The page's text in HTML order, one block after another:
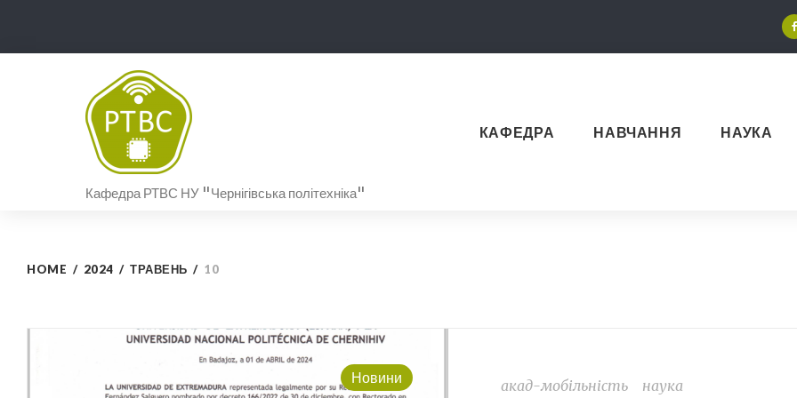
content
Кафедра РТВС НУ "Чернігівська політехніка"
КАФЕДРА НАВЧАННЯ НАУКА
HOME / 2024 / ТРАВЕНЬ / 10
День:
Новини акад-мобільність
наука